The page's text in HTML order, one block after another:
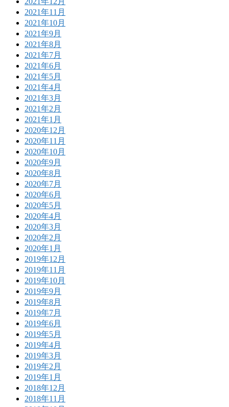
2021年11月
2021年10月
2021年9月
2021年8月
2021年7月
2021年6月
2021年5月
2021年4月
2021年3月
2021年2月
2021年1月
2020年12月
2020年11月
2020年10月
2020年9月
2020年8月
2020年7月
2020年6月
2020年5月
2020年4月
2020年3月
2020年2月
2020年1月
2019年12月
2019年11月
2019年10月
2019年9月
2019年8月
2019年7月
2019年6月
2019年5月
2019年4月
2019年3月
2019年2月
2019年1月
2018年12月
2018年11月